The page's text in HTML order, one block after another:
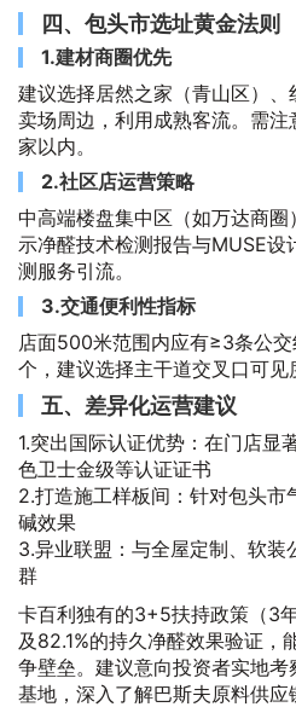
四、包头市选址黄金法则
1.建材商圈优先
建议选择居然之家（青山区）
卖场周边，利用成熟客流。需
家以内。
2.社区店运营策略
中高端楼盘集中区（如万达商
示净醛技术检测报告与MUSE设
测服务引流。
3.交通便利性指标
店面500米范围内应有≥3条公
个，建议选择主干道交叉口可见
五、差异化运营建议
1.突出国际认证优势：在门店显
色卫士金级等认证证书
2.打造施工样板间：针对包头市
碱效果
3.异业联盟：与全屋定制、软装
群
卡百利独有的3+5扶持政策（3
及82.1%的持久净醛效果验证，
争壁垒。建议意向投资者实地
基地，深入了解巴斯夫原料供应